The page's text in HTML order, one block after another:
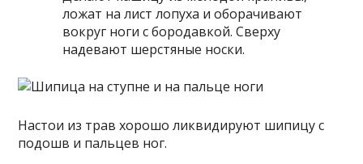
ложат на лист лопуха и оборачивают
вокруг ноги с бородавкой. Сверху
надевают шерстяные носки.
Настои из трав хорошо ликвидируют шипицу с
подошв и пальцев ног.